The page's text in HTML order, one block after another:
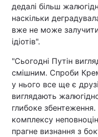
дедалі більш
наскільки
вже не може
ідіотів".
"Сьогодні Путін
смішним. Спроби
у нього все ще є
виглядають
глибоке
комплексу
прагне визнання з